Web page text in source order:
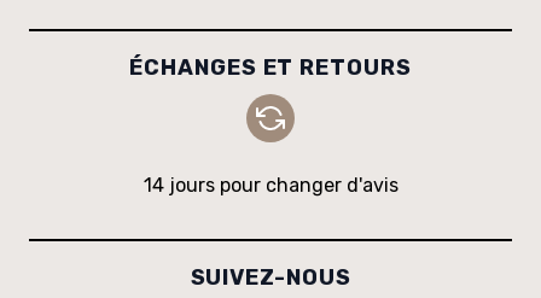
ÉCHANGES ET RETOURS
14 jours pour changer d'avis
SUIVEZ-NOUS